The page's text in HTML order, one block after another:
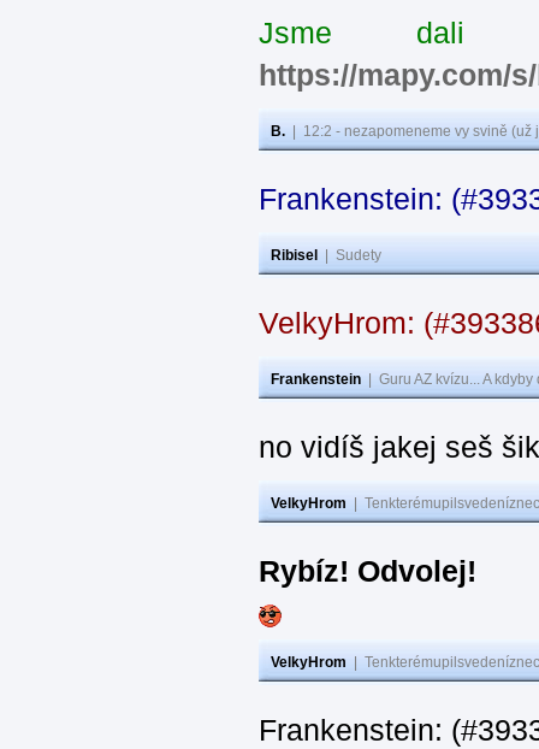
Jsme dali
https://mapy.com/
B. 12:2 - nezapomeneme vy svině
Frankenstein:
Ribisel Sudety
VelkyHrom:
Frankenstein Guru AZ kvízu... A
no vidíš jakej seš
VelkyHrom
Rybíz! Odvolej!
VelkyHrom
Frankenstein: